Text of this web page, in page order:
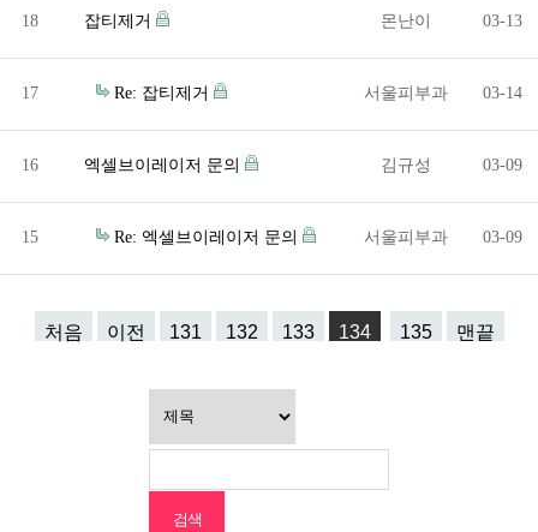
18 잡티제거 몬난이 03-13
17 Re: 잡티제거 서울피부과 03-14
16 엑셀브이레이저 문의 김규성 03-09
15 Re: 엑셀브이레이저 문의 서울피부과 03-09
처음 이전 131 132 133 134 135 맨끝